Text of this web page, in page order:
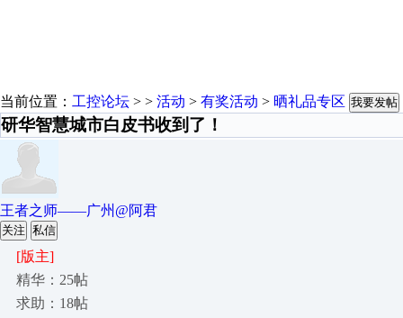
当前位置： 工控论坛 > > 活动 > 有奖活动 > 晒礼品专区 我要发帖
研华智慧城市白皮书收到了！
王者之师——广州@阿君
关注 私信
[版主]
精华：25帖
求助：18帖